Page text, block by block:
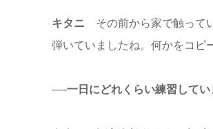
キタニ その前から家で触って
弾いていましたね。何かをコピ
──一日にどれくらい練習してい